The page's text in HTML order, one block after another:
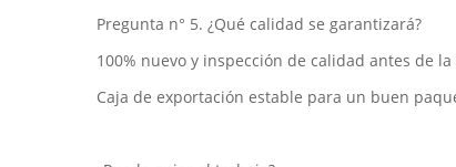
Pregunta n° 5. ¿Qué calidad se garantizará?
100% nuevo y inspección de calidad antes de
Caja de exportación estable para un buen